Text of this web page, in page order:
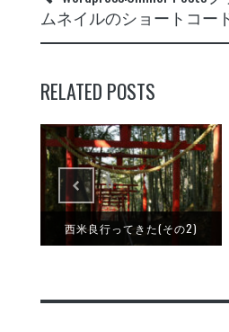
4月17日
webクリエイター
ムネイルのショートコー
RELATED POSTS
西米良行ってきた(その2)